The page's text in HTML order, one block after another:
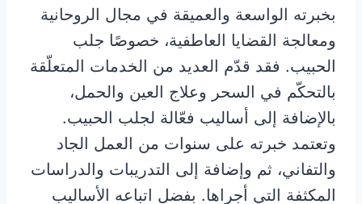
بخبرته الواسعة والعميقة في مجال الروحانية
ومعالجة القضايا العاطفية، خصوصًا جلب
الحبيب. فقد قدّم العديد من الخدمات المتعلّقة
بالتحكّم في السحر وعلاج العين والحمل،
بالإضافة إلى أساليب فعّالة لجلب الحبيب.
وتعتمد خبرته على سنوات من العمل الجاد
والتفاني، ثم وإضافة إلى التدريبات والدراسات
المكثفة التي أجراها. بفضل اتباعه الأساليب